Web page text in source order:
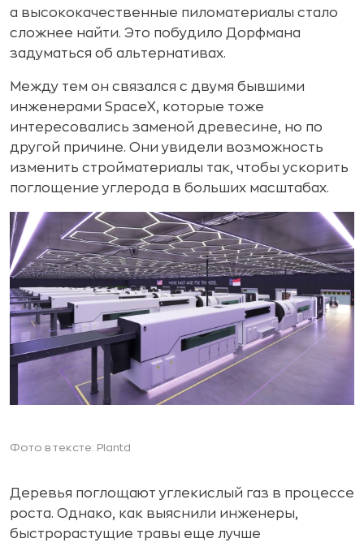
а высококачественные пиломатериалы стало
сложнее найти. Это побудило Дорфмана
задуматься об альтернативах.
Между тем он связался с двумя бывшими
инженерами SpaceX, которые тоже
интересовались заменой древесине, но по
другой причине. Они увидели возможность
изменить стройматериалы так, чтобы ускорить
поглощение углерода в больших масштабах.
Фото в тексте: Plantd
Деревья поглощают углекислый газ в процессе
роста. Однако, как выяснили инженеры,
быстрорастущие травы еще лучше